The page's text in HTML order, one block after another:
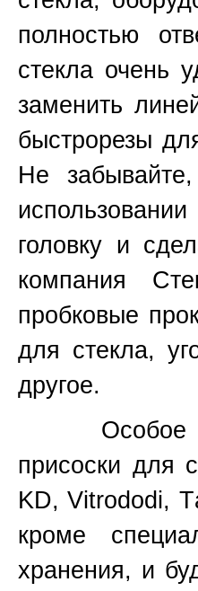
полностью
стекла очень
заменить
быстрорезы
Не
головку и
компания
пробковые
для стекла,
другое.
Особое
присоски для
KD, Vitrododi, T
кроме
хранения, и